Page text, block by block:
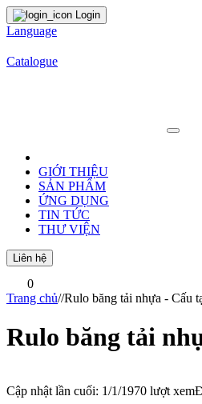
Login
Language
Catalogue
GIỚI THIỆU
SẢN PHẨM
ỨNG DỤNG
TIN TỨC
THƯ VIỆN
Liên hệ
0
Trang chủ//Rulo băng tải nhựa - Cấu
Rulo băng tải
Cập nhật lần cuối: 1/1/1970 lượt xem